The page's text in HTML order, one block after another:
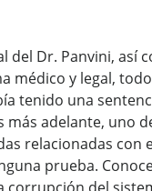
Dr. Panvini, así
médico y legal,
tenido una
adelante, uno
relacionadas con
prueba.
corrupción del